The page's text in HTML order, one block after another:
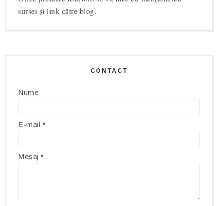
sursei și link către blog.
CONTACT
Nume
E-mail*
Mesaj*